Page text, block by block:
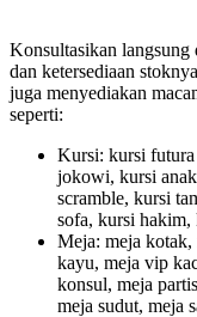
Konsultasikan langsung
dan ketersediaan
juga menyediakan
seperti:
Kursi: kursi
jokowi, kursi
scramble, kursi
sofa, kursi hakim,
Meja: meja kotak,
kayu, meja vip
konsul, meja
meja sudut, meja